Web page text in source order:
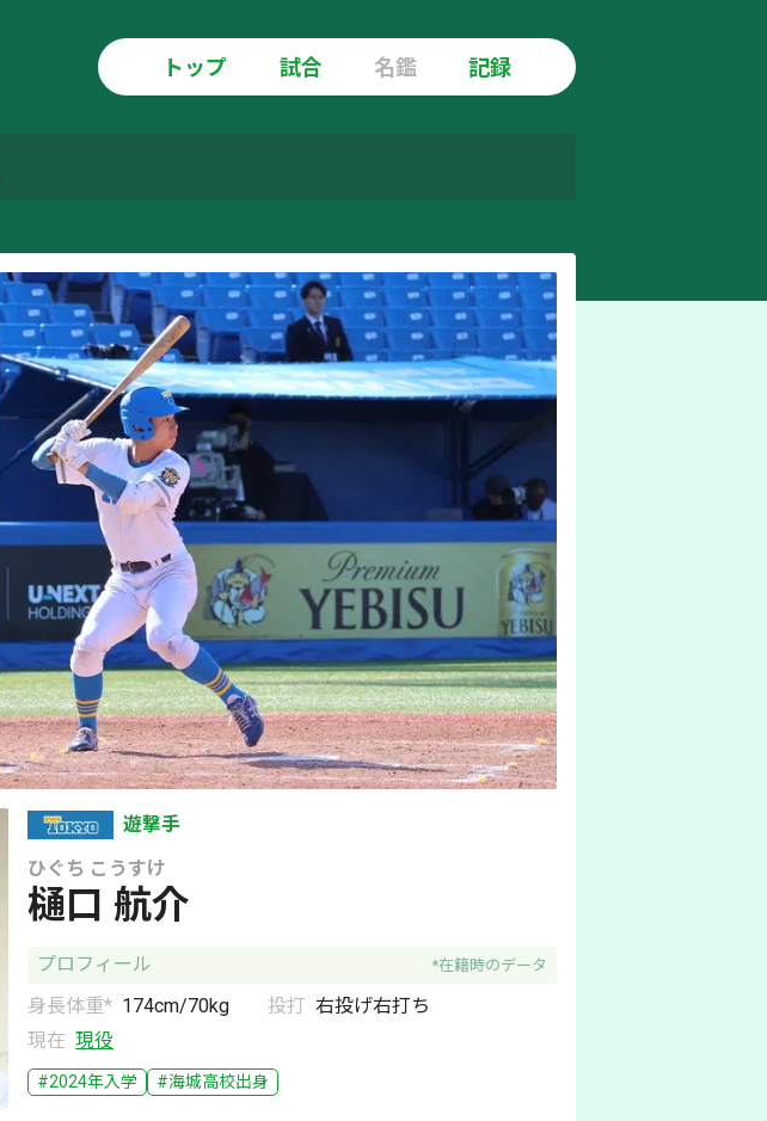
トップ 試合 名鑑 記録
遊撃手
樋口 航介
ひぐち こうすけ
プロフィール *在籍時のデータ
身長体重* 174cm/70kg 投打 右投げ右打ち
現在 現役
#2024年入学 #海城高校出身